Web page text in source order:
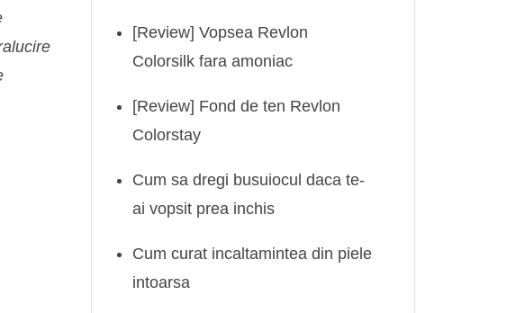
[Review] Vopsea Revlon
Colorsilk fara amoniac
[Review] Fond de ten Revlon
Colorstay
Cum sa dregi busuiocul daca te-
ai vopsit prea inchis
Cum curat incaltamintea din piele
intoarsa